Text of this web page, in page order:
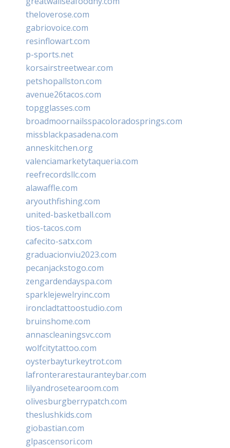
theloverose.com
gabriovoice.com
resinflowart.com
p-sports.net
korsairstreetwear.com
petshopallston.com
avenue26tacos.com
topgglasses.com
broadmoornailsspacoloradosprings.com
missblackpasadena.com
anneskitchen.org
valenciamarketytaqueria.com
reefrecordsllc.com
alawaffle.com
aryouthfishing.com
united-basketball.com
tios-tacos.com
cafecito-satx.com
graduacionviu2023.com
pecanjackstogo.com
zengardendayspa.com
sparklejewelryinc.com
ironcladtattoostudio.com
bruinshome.com
annascleaningsvc.com
wolfcitytattoo.com
oysterbayturkeytrot.com
lafronterarestauranteybar.com
lilyandrosetearoom.com
olivesburgberrypatch.com
theslushkids.com
giobastian.com
glpascensori.com